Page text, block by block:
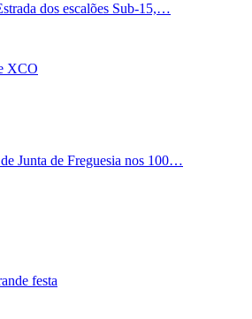
dos escalões Sub-15,…
XCO
Junta de Freguesia nos 100…
festa